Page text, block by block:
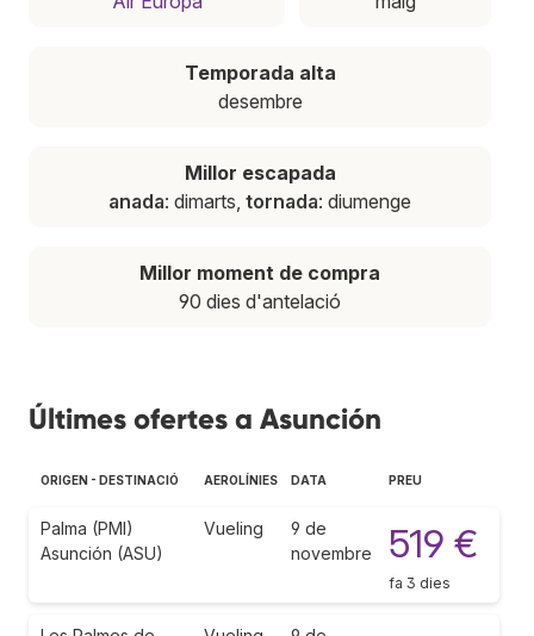
Temporada alta
desembre
Millor escapada
anada: dimarts, tornada: diumenge
Millor moment de compra
90 dies d'antelació
Últimes ofertes a Asunción
ORIGEN - DESTINACIÓ AEROLÍNIES DATA PREU
Palma (PMI)
Asunción (ASU)
Vueling
9 de
novembre
519 €
fa 3 dies